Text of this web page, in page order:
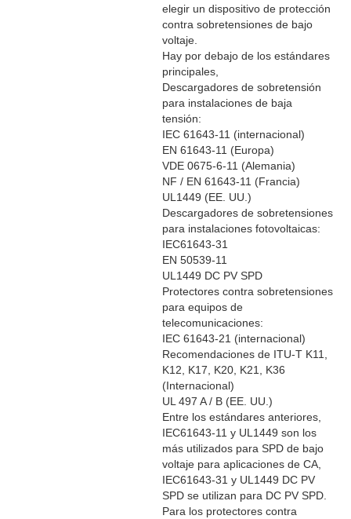
elegir un dispositivo de protección
contra sobretensiones de bajo
voltaje.
Hay por debajo de los estándares
principales,
Descargadores de sobretensión
para instalaciones de baja
tensión:
IEC 61643-11 (internacional)
EN 61643-11 (Europa)
VDE 0675-6-11 (Alemania)
NF / EN 61643-11 (Francia)
UL1449 (EE. UU.)
Descargadores de sobretensiones
para instalaciones fotovoltaicas:
IEC61643-31
EN 50539-11
UL1449 DC PV SPD
Protectores contra sobretensiones
para equipos de
telecomunicaciones:
IEC 61643-21 (internacional)
Recomendaciones de ITU-T K11,
K12, K17, K20, K21, K36
(Internacional)
UL 497 A / B (EE. UU.)
Entre los estándares anteriores,
IEC61643-11 y UL1449 son los
más utilizados para SPD de bajo
voltaje para aplicaciones de CA,
IEC61643-31 y UL1449 DC PV
SPD se utilizan para DC PV SPD.
Para los protectores contra